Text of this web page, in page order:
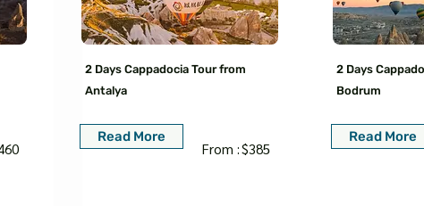
2 Days Cappadocia Tour from
Antalya
Read More
From :$385
2 Days
Bodrum
Read More